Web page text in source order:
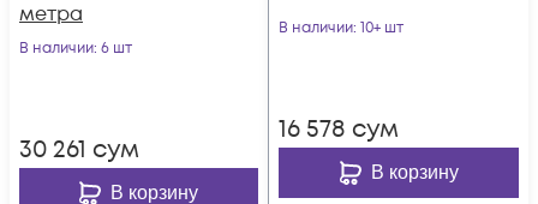
метра
В наличии: 6 шт
30 261 сум
В корзину
В наличии: 10+ шт
16 578 сум
В корзину